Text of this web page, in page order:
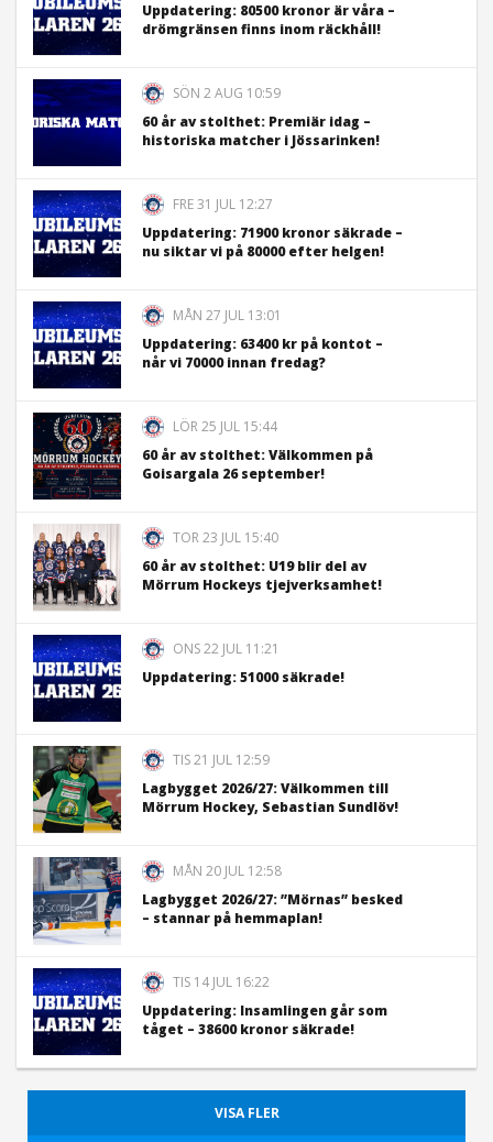
Uppdatering: 80500 kronor är våra –
drömgränsen finns inom räckhåll!
SÖN 2 AUG 10:59
60 år av stolthet: Premiär idag –
historiska matcher i Jössarinken!
FRE 31 JUL 12:27
Uppdatering: 71900 kronor säkrade –
nu siktar vi på 80000 efter helgen!
MÅN 27 JUL 13:01
Uppdatering: 63400 kr på kontot –
når vi 70000 innan fredag?
LÖR 25 JUL 15:44
60 år av stolthet: Välkommen på
Goisargala 26 september!
TOR 23 JUL 15:40
60 år av stolthet: U19 blir del av
Mörrum Hockeys tjejverksamhet!
ONS 22 JUL 11:21
Uppdatering: 51000 säkrade!
TIS 21 JUL 12:59
Lagbygget 2026/27: Välkommen till
Mörrum Hockey, Sebastian Sundlöv!
MÅN 20 JUL 12:58
Lagbygget 2026/27: ”Mörnas” besked
– stannar på hemmaplan!
TIS 14 JUL 16:22
Uppdatering: Insamlingen går som
tåget – 38600 kronor säkrade!
VISA FLER